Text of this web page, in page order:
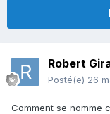
Robert
Posté(e) 26
Comment se nomme